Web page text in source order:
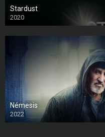
Stardust
2020
Némesis
2022